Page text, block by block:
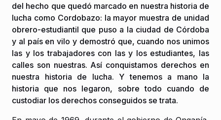
del hecho que quedó marcado en nuestra historia de
lucha como Cordobazo: la mayor muestra de unidad
obrero-estudiantil que puso a la ciudad de Córdoba
y al país en vilo y demostró que, cuando nos unimos
las y los trabajadores con las y los estudiantes, las
calles son nuestras. Así conquistamos derechos en
nuestra historia de lucha. Y tenemos a mano la
historia que nos legaron, sobre todo cuando de
custodiar los derechos conseguidos se trata.